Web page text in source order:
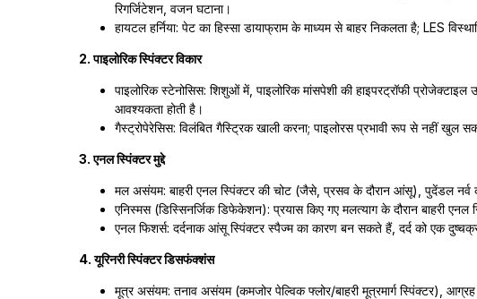
रिगर्जिटेशन, वजन घटाना।
हायटल हर्निया: पेट का हिस्सा डायाफ्राम के माध्यम से बाहर निकलता है; LES
2. पाइलोरिक स्पिंक्टर विकार
पाइलोरिक स्टेनोसिस: शिशुओं में, पाइलोरिक मांसपेशी की हाइपरट्रॉफी प्रोजेक्टाइल
आवश्यकता होती है।
गैस्ट्रोपेरेसिस: विलंबित गैस्ट्रिक खाली करना; पाइलोरस प्रभावी रूप से नहीं खुल
3. एनल स्पिंक्टर मुद्दे
मल असंयम: बाहरी एनल स्पिंक्टर की चोट (जैसे, प्रसव के दौरान आंसू), पुदेंडल नर्व
एनिस्मस (डिस्सिनर्जिक डिफेकेशन): प्रयास किए गए मलत्याग के दौरान बाहरी एनल
एनल फिशर्स: दर्दनाक आंसू स्पिंक्टर स्पैज्म का कारण बन सकते हैं, दर्द को एक
4. यूरिनरी स्पिंक्टर डिसफंक्शंस
मूत्र असंयम: तनाव असंयम (कमजोर पेल्विक फ्लोर/बाहरी मूत्रमार्ग स्पिंक्टर),